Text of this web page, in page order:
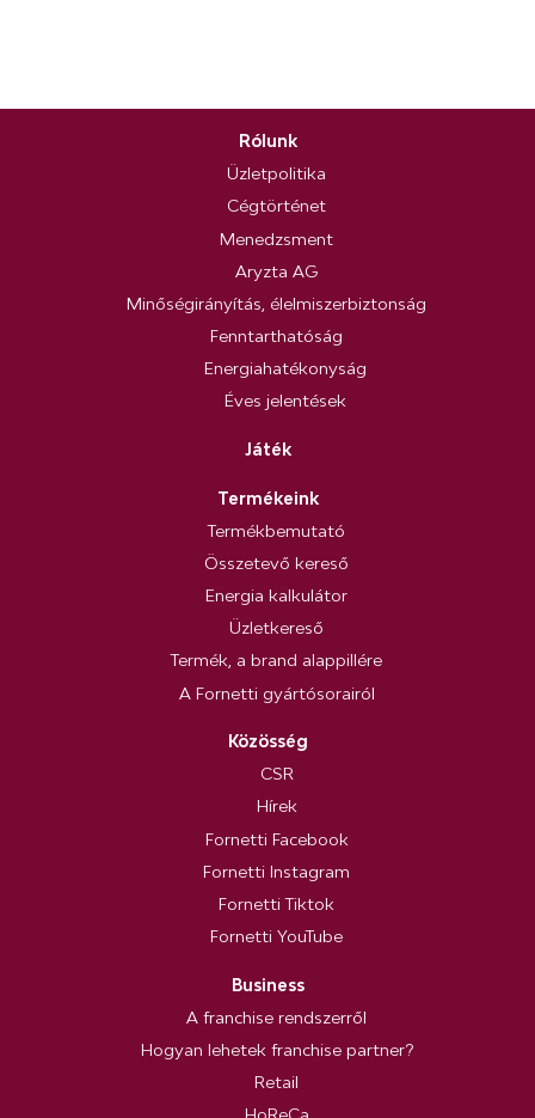
Rólunk
Üzletpolitika
Cégtörténet
Menedzsment
Aryzta AG
Minőségirányítás, élelmiszerbiztonság
Fenntarthatóság
Energiahatékonyság
Éves jelentések
Játék
Termékeink
Termékbemutató
Összetevő kereső
Energia kalkulátor
Üzletkereső
Termék, a brand alappillére
A Fornetti gyártósorairól
Közösség
CSR
Hírek
Fornetti Facebook
Fornetti Instagram
Fornetti Tiktok
Fornetti YouTube
Business
A franchise rendszerről
Hogyan lehetek franchise partner?
Retail